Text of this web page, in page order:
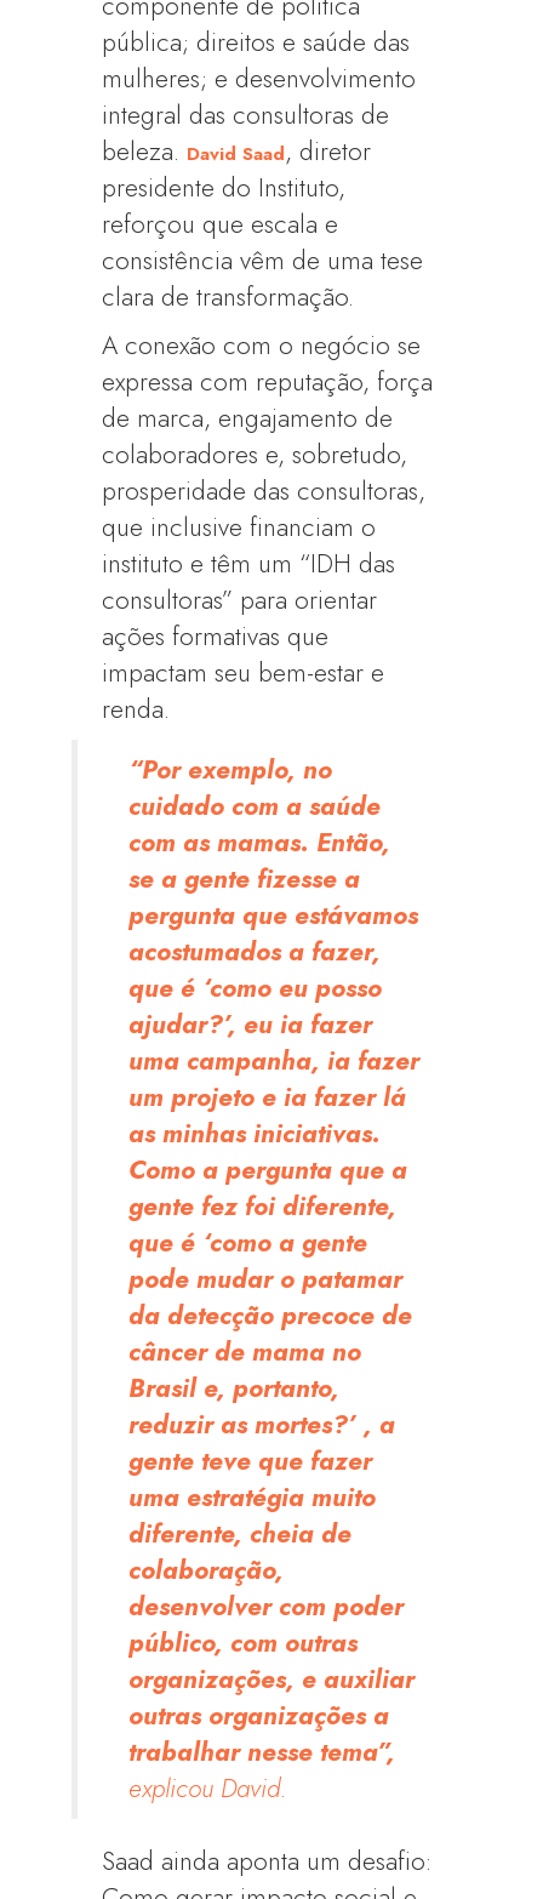
pública; direitos e saúde das
mulheres; e desenvolvimento
integral das consultoras de
beleza. David Saad, diretor
presidente do Instituto,
reforçou que escala e
consistência vêm de uma tese
clara de transformação.
A conexão com o negócio se
expressa com reputação, força
de marca, engajamento de
colaboradores e, sobretudo,
prosperidade das consultoras,
que inclusive financiam o
instituto e têm um “IDH das
consultoras” para orientar
ações formativas que
impactam seu bem-estar e
renda.
“Por exemplo, no
cuidado com a saúde
com as mamas. Então,
se a gente fizesse a
pergunta que estávamos
acostumados a fazer,
que é ‘como eu posso
ajudar?’, eu ia fazer
uma campanha, ia fazer
um projeto e ia fazer lá
as minhas iniciativas.
Como a pergunta que a
gente fez foi diferente,
que é ‘como a gente
pode mudar o patamar
da detecção precoce de
câncer de mama no
Brasil e, portanto,
reduzir as mortes?’ , a
gente teve que fazer
uma estratégia muito
diferente, cheia de
colaboração,
desenvolver com poder
público, com outras
organizações, e auxiliar
outras organizações a
trabalhar nesse tema”,
explicou David.
Saad ainda aponta um desafio: